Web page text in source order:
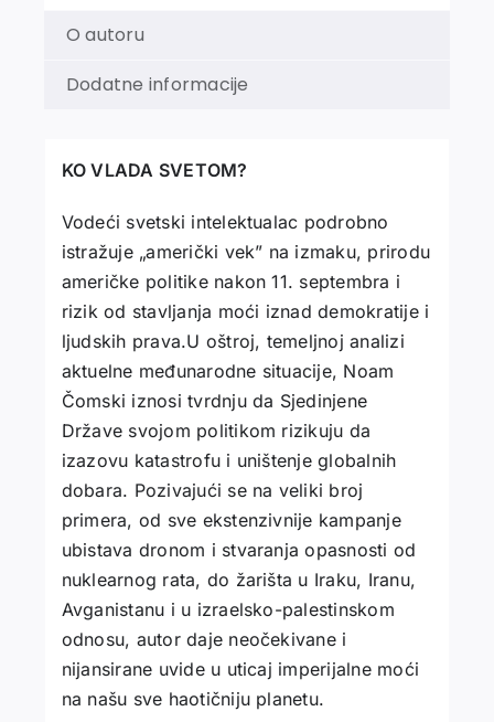
O autoru
Dodatne informacije
KO VLADA SVETOM?
Vodeći svetski intelektualac podrobno
istražuje „američki vek” na izmaku, prirodu
američke politike nakon 11. septembra i
rizik od stavljanja moći iznad demokratije i
ljudskih prava.U oštroj, temeljnoj analizi
aktuelne međunarodne situacije, Noam
Čomski iznosi tvrdnju da Sjedinjene
Države svojom politikom rizikuju da
izazovu katastrofu i uništenje globalnih
dobara. Pozivajući se na veliki broj
primera, od sve ekstenzivnije kampanje
ubistava dronom i stvaranja opasnosti od
nuklearnog rata, do žarišta u Iraku, Iranu,
Avganistanu i u izraelsko-palestinskom
odnosu, autor daje neočekivane i
nijansirane uvide u uticaj imperijalne moći
na našu sve haotičniju planetu.